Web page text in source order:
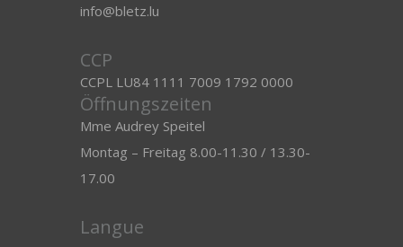
info@bletz.lu
CCP
CCPL LU84 1111 7009 1792 0000
Öffnungszeiten
Mme Audrey Speitel
Montag – Freitag 8.00-11.30 / 13.30-
17.00
Langue